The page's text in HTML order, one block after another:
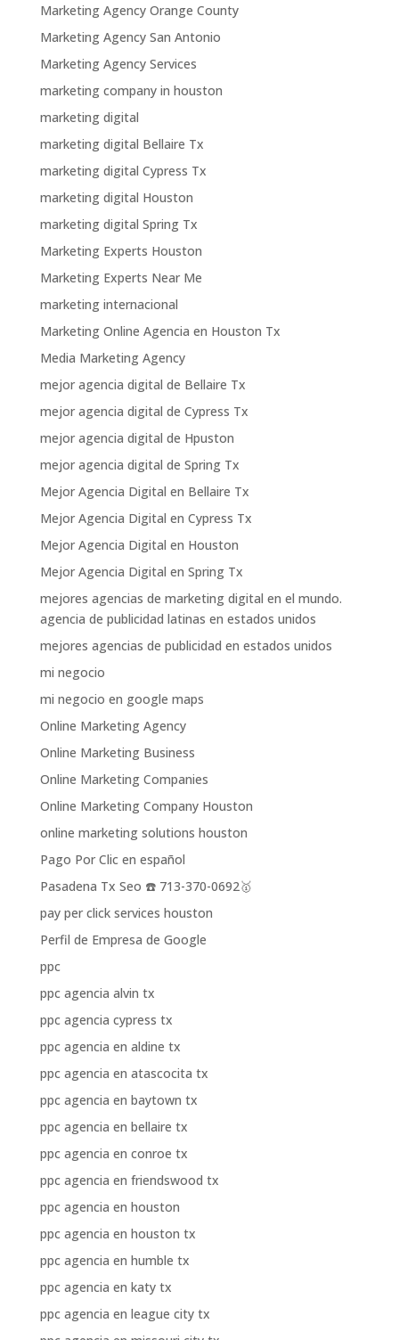
Marketing Agency Orange County
Marketing Agency San Antonio
Marketing Agency Services
marketing company in houston
marketing digital
marketing digital Bellaire Tx
marketing digital Cypress Tx
marketing digital Houston
marketing digital Spring Tx
Marketing Experts Houston
Marketing Experts Near Me
marketing internacional
Marketing Online Agencia en Houston Tx
Media Marketing Agency
mejor agencia digital de Bellaire Tx
mejor agencia digital de Cypress Tx
mejor agencia digital de Hpuston
mejor agencia digital de Spring Tx
Mejor Agencia Digital en Bellaire Tx
Mejor Agencia Digital en Cypress Tx
Mejor Agencia Digital en Houston
Mejor Agencia Digital en Spring Tx
mejores agencias de marketing digital en el mundo.
agencia de publicidad latinas en estados unidos
mejores agencias de publicidad en estados unidos
mi negocio
mi negocio en google maps
Online Marketing Agency
Online Marketing Business
Online Marketing Companies
Online Marketing Company Houston
online marketing solutions houston
Pago Por Clic en español
Pasadena Tx Seo ☎️ 713-370-0692🥇
pay per click services houston
Perfil de Empresa de Google
ppc
ppc agencia alvin tx
ppc agencia cypress tx
ppc agencia en aldine tx
ppc agencia en atascocita tx
ppc agencia en baytown tx
ppc agencia en bellaire tx
ppc agencia en conroe tx
ppc agencia en friendswood tx
ppc agencia en houston
ppc agencia en houston tx
ppc agencia en humble tx
ppc agencia en katy tx
ppc agencia en league city tx